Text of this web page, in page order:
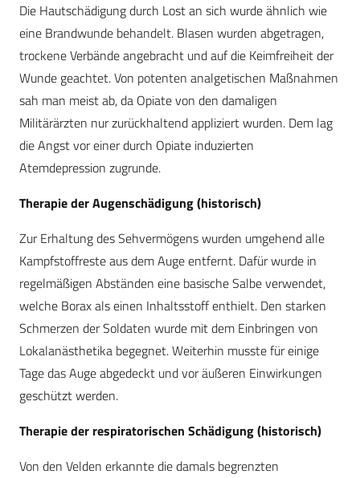
Die Hautschädigung durch Lost an sich wurde ähnlich wie
eine Brandwunde behandelt. Blasen wurden abgetragen,
trockene Verbände angebracht und auf die Keimfreiheit der
Wunde geachtet. Von potenten analgetischen Maßnahmen
sah man meist ab, da Opiate von den damaligen
Militärärzten nur zurückhaltend appliziert wurden. Dem lag
die Angst vor einer durch Opiate induzierten
Atemdepression zugrunde.
Therapie der Augenschädigung (historisch)
Zur Erhaltung des Sehvermögens wurden umgehend alle
Kampfstoffreste aus dem Auge entfernt. Dafür wurde in
regelmäßigen Abständen eine basische Salbe verwendet,
welche Borax als einen Inhaltsstoff enthielt. Den starken
Schmerzen der Soldaten wurde mit dem Einbringen von
Lokalanästhetika begegnet. Weiterhin musste für einige
Tage das Auge abgedeckt und vor äußeren Einwirkungen
geschützt werden.
Therapie der respiratorischen Schädigung (historisch)
Von den Velden erkannte die damals begrenzten